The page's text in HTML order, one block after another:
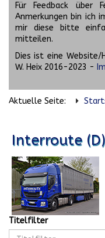
Für Feedback über
Anmerkungen bin ich
mir diese bitte
mitteilen.
Dies ist eine Website/
W. Heix 2016-2023 -
Aktuelle Seite:
Interroute (D)
Titelfilter